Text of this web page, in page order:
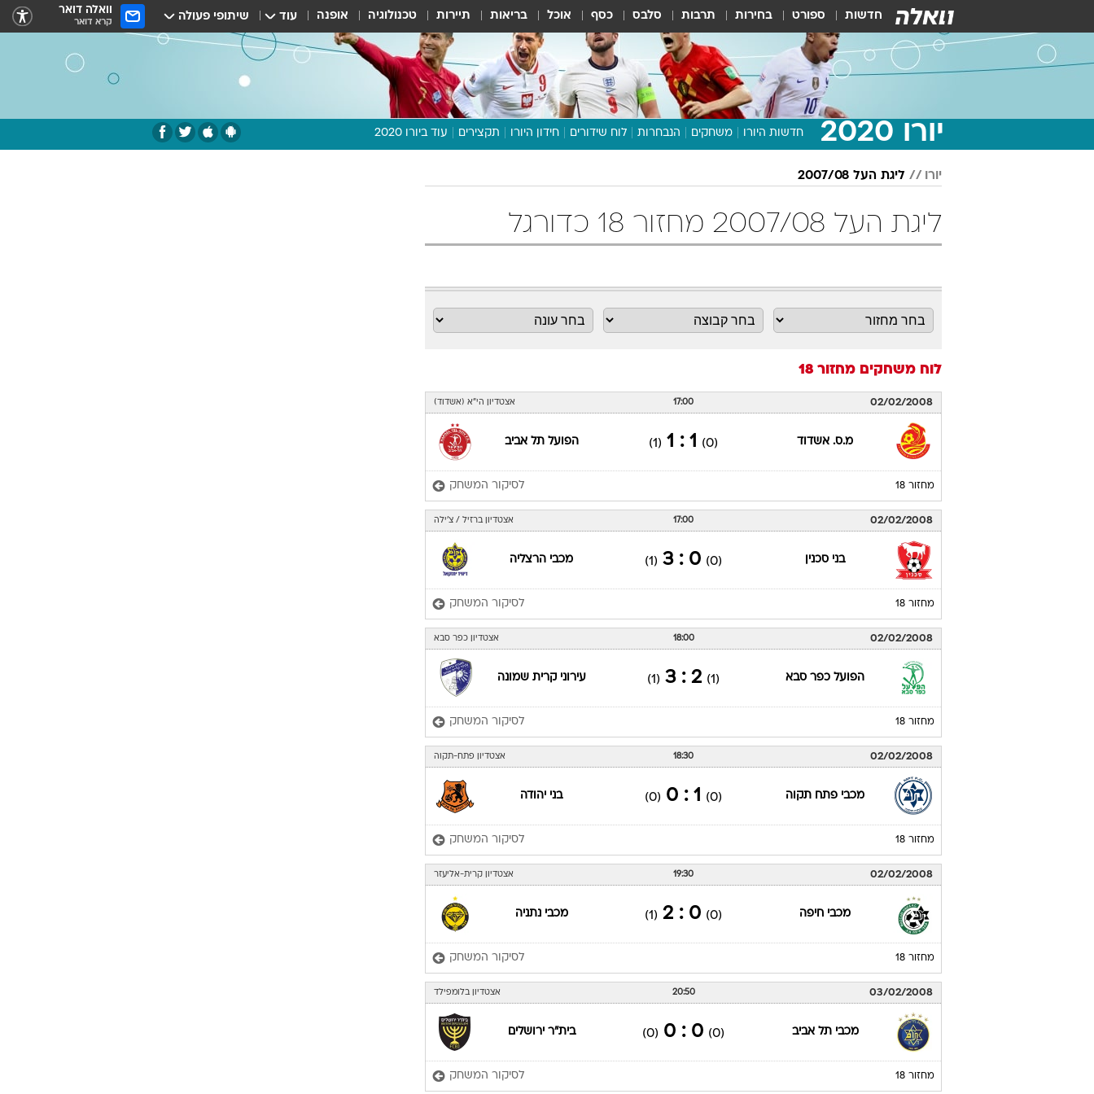
חדשות ספורט בחירות תרבות סלבס כסף אוכל בריאות תיירות טכנולוגיה אופנה עוד שיתופי פעולה וואלה דואר
קרא דואר
יורו 2020 חדשות היורו משחקים הנבחרות לוח שידורים חידון היורו תקצירים עוד ביורו 2020
תכנית היורו
יורו ליגת העל 2007/08
ליגת העל 2007/08 מחזור 18 כדורגל
לוח משחקים מחזור 18
02/02/2008
17:00 אצטדיון הי"א (אשדוד)
מ.ס. אשדוד (0)
1 : 1
(1) הפועל תל אביב
מחזור 18 לסיקור המשחק
02/02/2008
17:00 אצטדיון ברזיל / צ'ילה
בני סכנין (0)
0 : 3
(1) מכבי הרצליה
מחזור 18 לסיקור המשחק
02/02/2008
18:00 אצטדיון כפר סבא
הפועל כפר סבא (1)
2 : 3
(1) עירוני קרית שמונה
מחזור 18 לסיקור המשחק
02/02/2008
18:30 אצטדיון פתח-תקוה
מכבי פתח תקוה (0)
1 : 0
(0) בני יהודה
מחזור 18 לסיקור המשחק
02/02/2008
19:30 אצטדיון קרית-אליעזר
מכבי חיפה (0)
0 : 2
(1) מכבי נתניה
מחזור 18 לסיקור המשחק
03/02/2008
20:50 אצטדיון בלומפילד
מכבי תל אביב (0)
0 : 0
(0) בית"ר ירושלים
מחזור 18 לסיקור המשחק